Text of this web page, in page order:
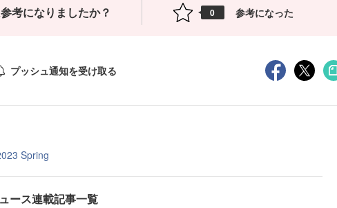
考になりましたか？ 0 参考になった
プッシュ通知を受け取る
Spring
ース連載記事一覧